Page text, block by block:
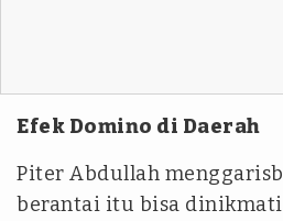
Efek Domino di Daerah
Piter Abdullah
berantai itu bisa